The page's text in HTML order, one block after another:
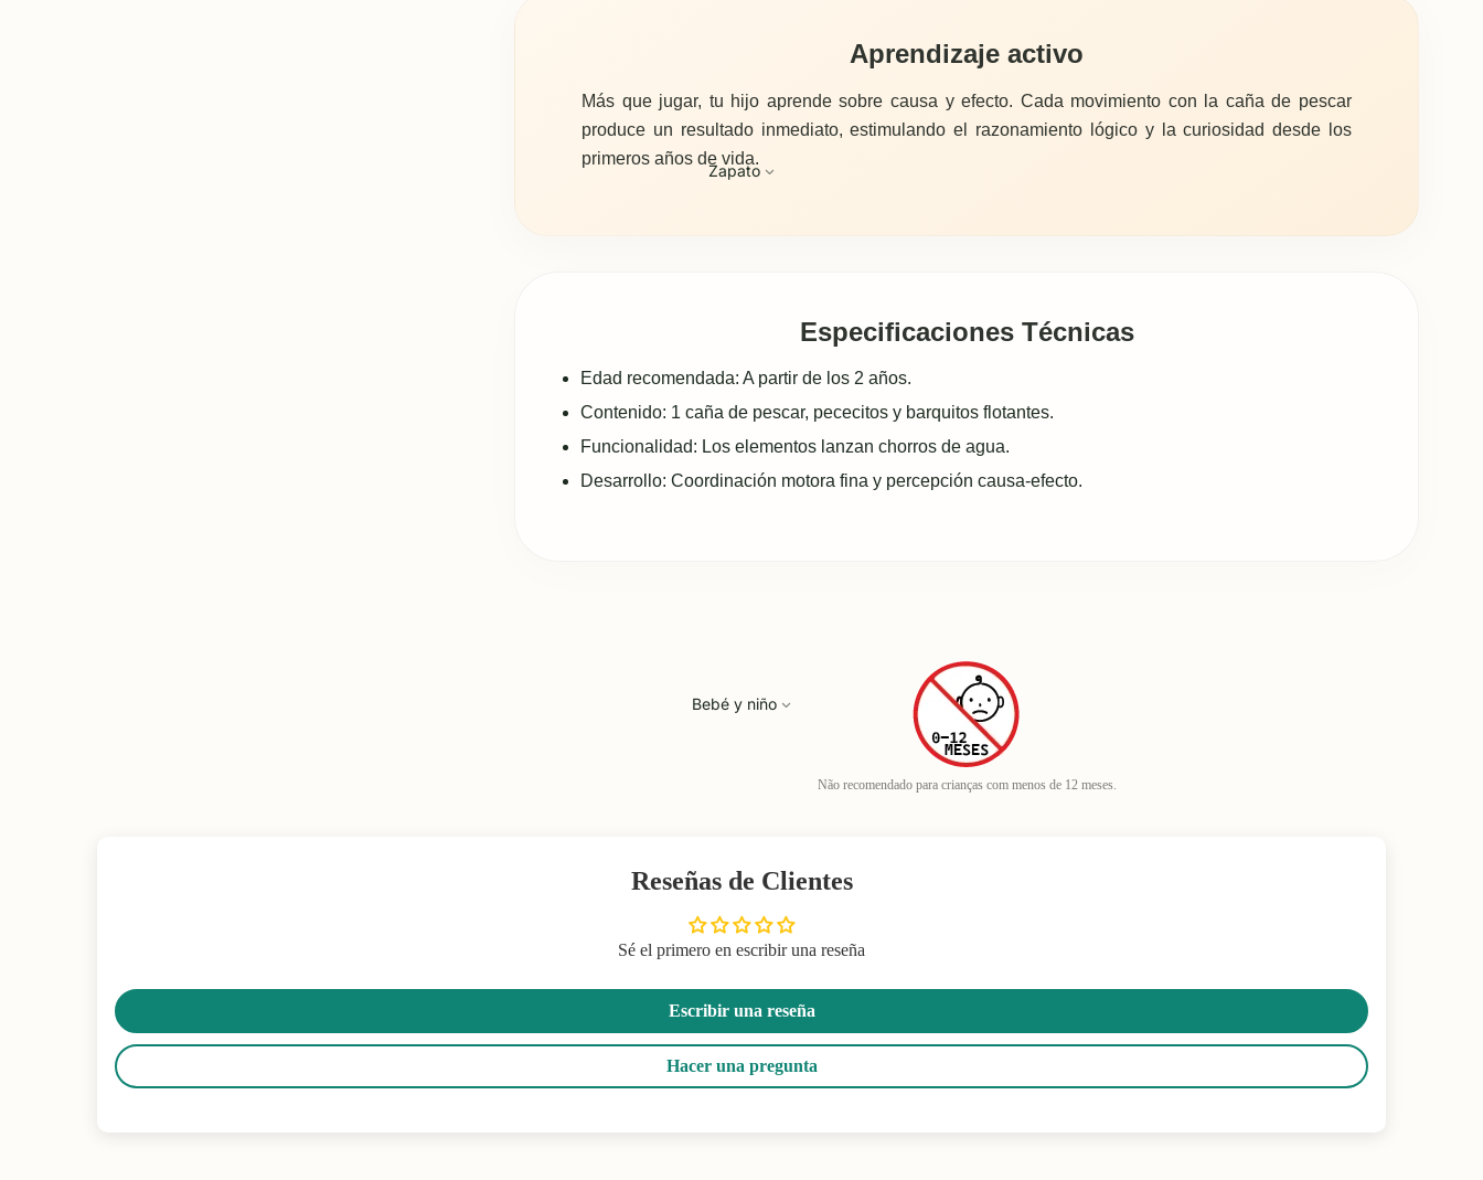
Zapato
Bebé y niño
Aprendizaje activo
Más que jugar, tu hijo aprende sobre causa y efecto. Cada movimiento con la caña de pescar
produce un resultado inmediato, estimulando el razonamiento lógico y la curiosidad desde los
primeros años de vida.
Especificaciones Técnicas
Edad recomendada: A partir de los 2 años.
Contenido: 1 caña de pescar, pececitos y barquitos flotantes.
Funcionalidad: Los elementos lanzan chorros de agua.
Desarrollo: Coordinación motora fina y percepción causa-efecto.
Não recomendado para crianças com menos de 12 meses.
Reseñas de Clientes
Sé el primero en escribir una reseña
Escribir una reseña
Hacer una pregunta